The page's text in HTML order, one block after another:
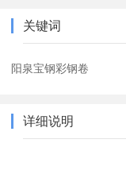
关键词
阳泉宝钢彩钢卷
详细说明